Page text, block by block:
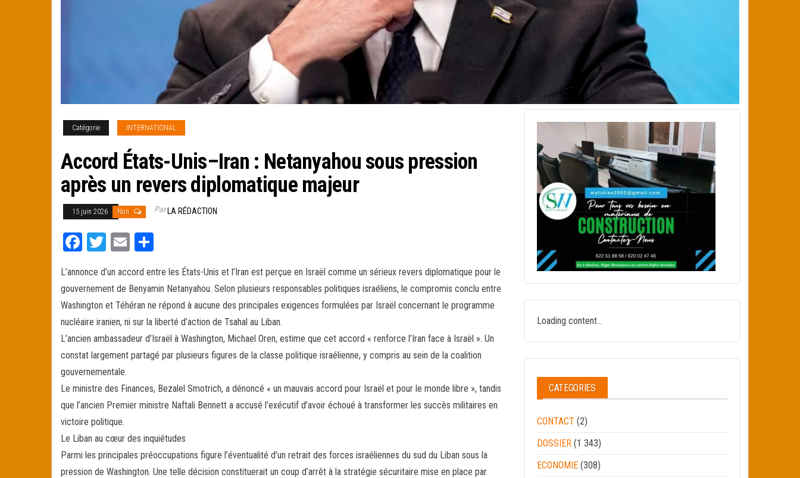
Catégorie INTERNATIONAL
Accord États-Unis–Iran : Netanyahou sous pression
après un revers diplomatique majeur
15 juin 2026 Non ParLA RÉDACTION
Fa
bo
ok
T
tt
er
E
ail ag
er
L’annonce d’un accord entre les États-Unis et l’Iran est perçue en Israël comme un sérieux revers diplomatique pour le
gouvernement de Benyamin Netanyahou. Selon plusieurs responsables politiques israéliens, le compromis conclu entre
Washington et Téhéran ne répond à aucune des principales exigences formulées par Israël concernant le programme
nucléaire iranien, ni sur la liberté d’action de Tsahal au Liban.
L’ancien ambassadeur d’Israël à Washington, Michael Oren, estime que cet accord « renforce l’Iran face à Israël ». Un
constat largement partagé par plusieurs figures de la classe politique israélienne, y compris au sein de la coalition
gouvernementale.
Le ministre des Finances, Bezalel Smotrich, a dénoncé « un mauvais accord pour Israël et pour le monde libre », tandis
que l’ancien Premier ministre Naftali Bennett a accusé l’exécutif d’avoir échoué à transformer les succès militaires en
victoire politique.
Le Liban au cœur des inquiétudes
Parmi les principales préoccupations figure l’éventualité d’un retrait des forces israéliennes du sud du Liban sous la
pression de Washington. Une telle décision constituerait un coup d’arrêt à la stratégie sécuritaire mise en place par
Loading content...
CATEGORIES
CONTACT (2)
DOSSIER (1 343)
ECONOMIE (308)